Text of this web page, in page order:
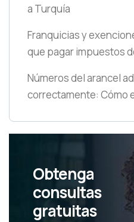
a Turquía
Franquicias y
que pagar impuestos
Números del arancel
correctamente: Cómo
Obtenga
consultas
gratuitas